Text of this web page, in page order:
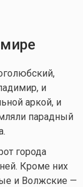
и
аркой, и
парадный
города
Кроме них
и Волжские —